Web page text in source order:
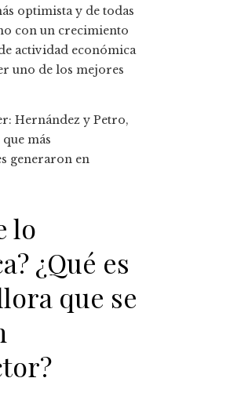
optimista y de todas
con un crecimiento
actividad económica
uno de los mejores
Hernández y Petro,
más
generaron en
lo
¿Qué es
que se